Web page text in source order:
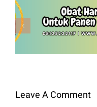
Obat Hama
Padi Untuk
Panen
Berkualitas
Leave A Comment